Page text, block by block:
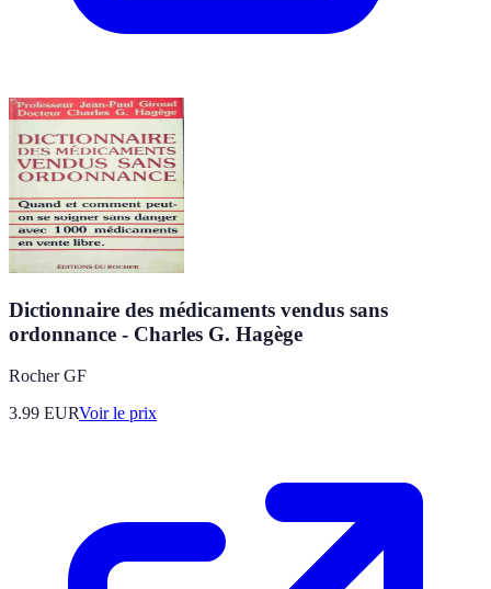
Dictionnaire des médicaments vendus sans
ordonnance - Charles G. Hagège
Rocher GF
3.99 EURVoir le prix